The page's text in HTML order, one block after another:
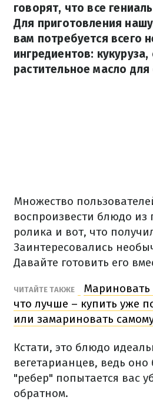
говорят, что все
Для приготовления
вам потребуется всего
ингредиентов: кукуруза,
растительное масло
Множество
воспроизвести блюдо из
ролика и вот, что
Заинтересовались
Давайте готовить его
ЧИТАЙТЕ ТАКЖЕ
Мариновать
что лучше – купить уже
или замариновать
Кстати, это блюдо
вегетарианцев, ведь оно
"ребер" попытается вас
обратном.